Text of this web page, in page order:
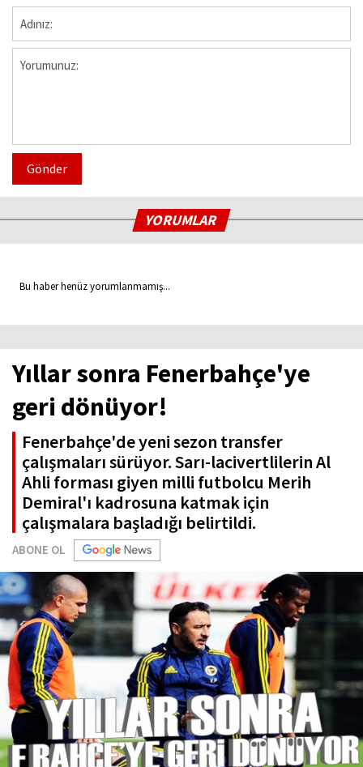
Gönder
YORUMLAR
Bu haber henüz yorumlanmamış...
Yıllar sonra Fenerbahçe'ye
geri dönüyor!
Fenerbahçe'de yeni sezon transfer
çalışmaları sürüyor. Sarı-lacivertlilerin Al
Ahli forması giyen milli futbolcu Merih
Demiral'ı kadrosuna katmak için
çalışmalara başladığı belirtildi.
ABONE OL